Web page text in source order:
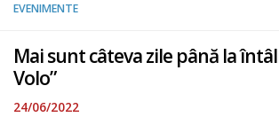
EVENIMENTE
Mai sunt câteva zile până la
Volo”
24/06/2022